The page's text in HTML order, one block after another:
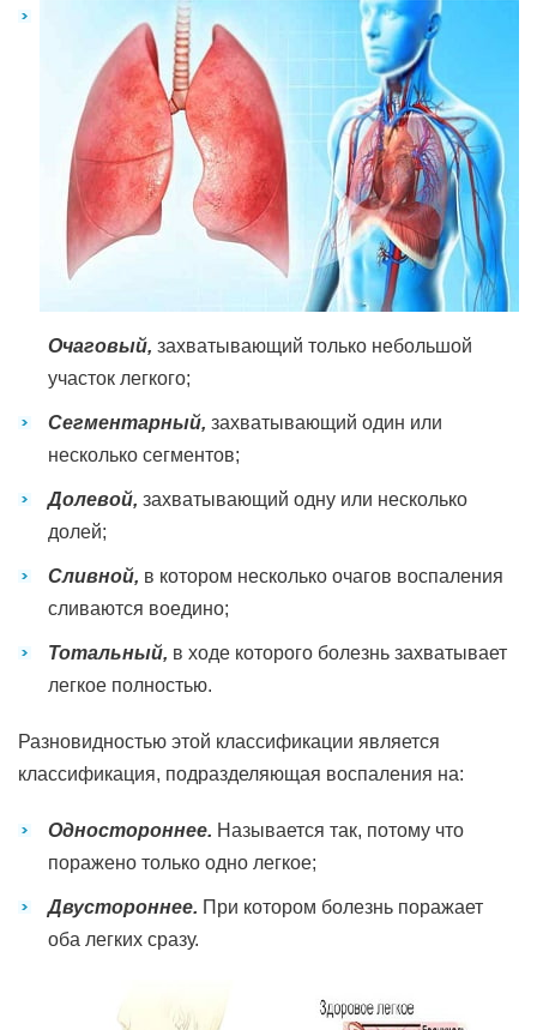
Очаговый, захватывающий только небольшой
участок легкого;
Сегментарный, захватывающий один или
несколько сегментов;
Долевой, захватывающий одну или несколько
долей;
Сливной, в котором несколько очагов воспаления
сливаются воедино;
Тотальный, в ходе которого болезнь захватывает
легкое полностью.
Разновидностью этой классификации является
классификация, подразделяющая воспаления на:
Одностороннее. Называется так, потому что
поражено только одно легкое;
Двустороннее. При котором болезнь поражает
оба легких сразу.